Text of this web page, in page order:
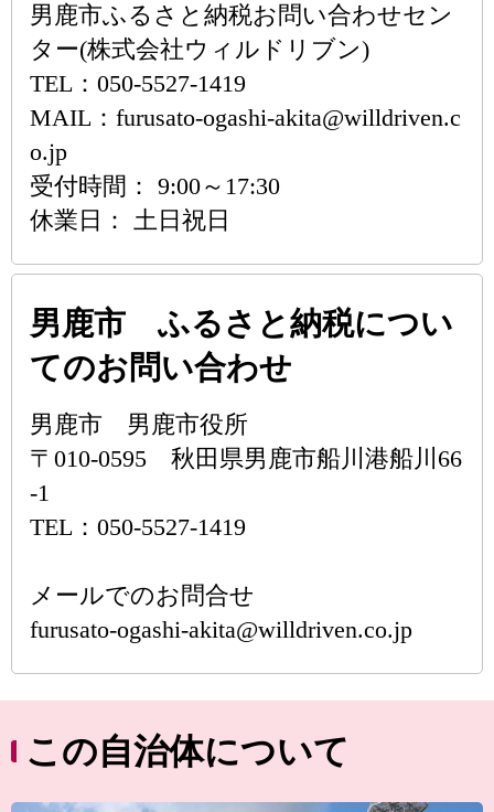
男鹿市ふるさと納税お問い合わせセン
ター(株式会社ウィルドリブン)
TEL：050-5527-1419
MAIL：furusato-ogashi-akita@willdriven.c
o.jp
受付時間： 9:00～17:30
休業日： 土日祝日
男鹿市 ふるさと納税につい
てのお問い合わせ
男鹿市 男鹿市役所
〒010-0595 秋田県男鹿市船川港船川66
-1
TEL：050-5527-1419
メールでのお問合せ
furusato-ogashi-akita@willdriven.co.jp
この自治体について